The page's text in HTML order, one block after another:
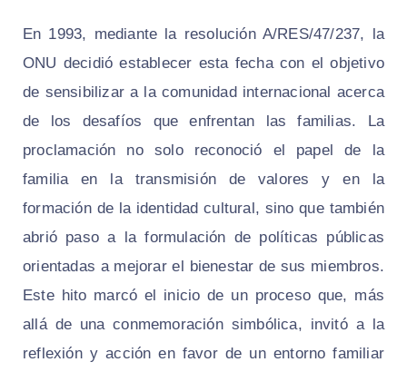
En 1993, mediante la resolución A/RES/47/237, la
ONU decidió establecer esta fecha con el objetivo
de sensibilizar a la comunidad internacional acerca
de los desafíos que enfrentan las familias. La
proclamación no solo reconoció el papel de la
familia en la transmisión de valores y en la
formación de la identidad cultural, sino que también
abrió paso a la formulación de políticas públicas
orientadas a mejorar el bienestar de sus miembros.
Este hito marcó el inicio de un proceso que, más
allá de una conmemoración simbólica, invitó a la
reflexión y acción en favor de un entorno familiar